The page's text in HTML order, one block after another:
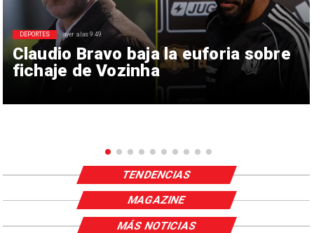
Claudio Bravo baja la euforia sobre
fichaje de Vozinha
DEPORTES ayer a las 9:49
TENDENCIAS
MAGAZINE
MÁS NOTICIAS